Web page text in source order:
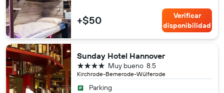
+$50
Verificar
disponibilidad
Sunday Hotel Hannover
Kirchrode-Bemerode-Wülferode
8.5
Muy bueno
4 estrellas
Parking